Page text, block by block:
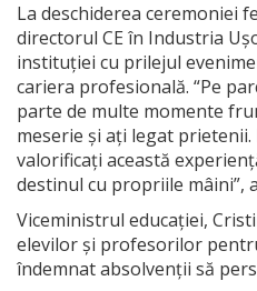
La deschiderea ceremoniei
directorul CE în Industria
instituției cu prilejul
cariera profesională. “Pe
parte de multe momente
meserie și ați legat
valorificați această
destinul cu propriile mâini”,
Viceministrul educației,
elevilor și profesorilor
îndemnat absolvenții să